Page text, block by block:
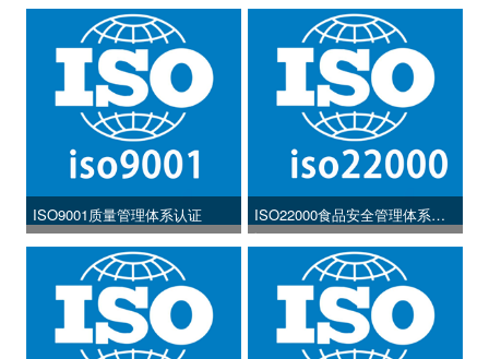
ISO9001质量管理体系认证
ISO22000食品安全管理体系认
证